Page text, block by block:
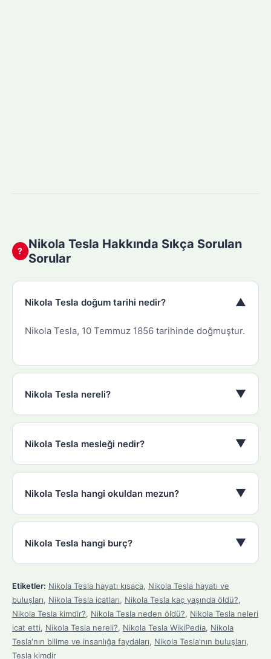
?
Nikola Tesla Hakkında Sıkça Sorulan
Sorular
Nikola Tesla doğum tarihi nedir? ▼
Nikola Tesla, 10 Temmuz 1856 tarihinde doğmuştur.
Nikola Tesla nereli? ▼
Nikola Tesla mesleği nedir? ▼
Nikola Tesla hangi okuldan mezun? ▼
Nikola Tesla hangi burç? ▼
Etiketler: Nikola Tesla hayatı kısaca, Nikola Tesla hayatı ve
buluşları, Nikola Tesla icatları, Nikola Tesla kaç yaşında öldü?,
Nikola Tesla kimdir?, Nikola Tesla neden öldü?, Nikola Tesla neleri
icat etti, Nikola Tesla nereli?, Nikola Tesla WikiPedia, Nikola
Tesla'nın bilime ve insanlığa faydaları, Nikola Tesla'nın buluşları,
Tesla kimdir